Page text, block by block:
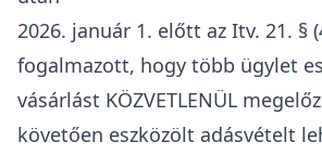
lakástulajdonok!
Cserepótló vétel több ingatlan
Több lakás vásárlása vagy